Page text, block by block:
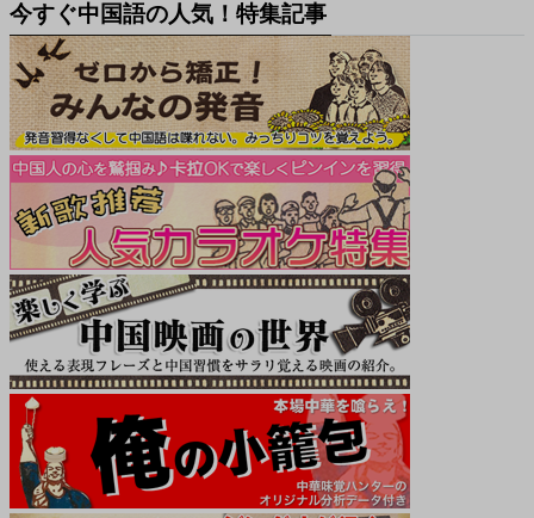
今すぐ中国語の人気！特集記事